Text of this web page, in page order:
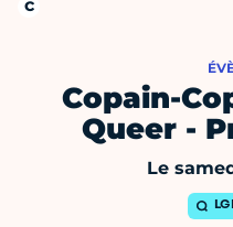
Copain-
Queer -
Le